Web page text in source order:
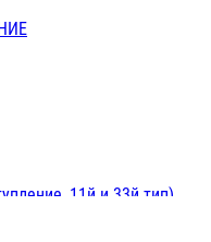
11й и 33й тип)